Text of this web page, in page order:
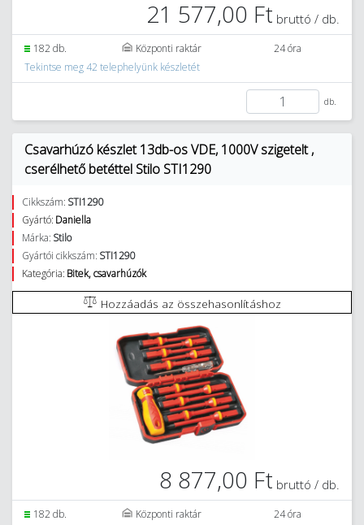
21 577,00 Ft bruttó / db.
182 db. Központi raktár
24 óra
Tekintse meg 42 telephelyünk készletét
db.
Csavarhúzó készlet 13db-os VDE, 1000V szigetelt ,
cserélhető betéttel Stilo STI1290
Cikkszám: STI1290
Gyártó: Daniella
Márka: Stilo
Gyártói cikkszám: STI1290
Kategória: Bitek, csavarhúzók
Hozzáadás az összehasonlításhoz
8 877,00 Ft bruttó / db.
182 db. Központi raktár
24 óra